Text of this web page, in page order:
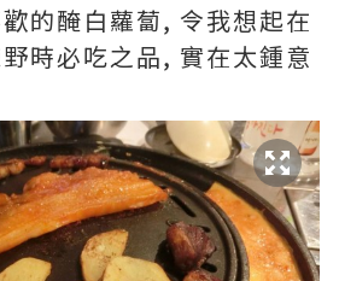
的醃白蘿蔔, 令我想起在
時必吃之品, 實在太鍾意